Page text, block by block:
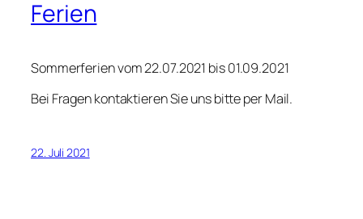
Ferien
Sommerferien vom 22.07.2021 bis 01.09.2021
Bei Fragen kontaktieren Sie uns bitte per Mail.
22. Juli 2021